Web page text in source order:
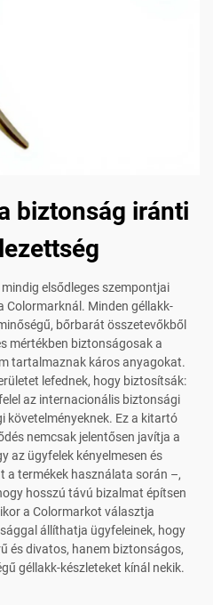
biztonság iránti
elsődleges szempontjai
Minden géllakk-
bőrbarát összetevőkből
mértékben biztonságosak a
tartalmaznak káros anyagokat.
lefednek, hogy biztosítsák:
az internacionális biztonsági
követelményeknek. Ez a kitartó
nemcsak jelentősen javítja a
az ügyfelek kényelmesen és
a termékek használata során –,
hosszú távú bizalmat építsen
a Colormarkot választja
állíthatja ügyfeleinek, hogy
és divatos, hanem biztonságos,
géllakk-készleteket kínál nekik.